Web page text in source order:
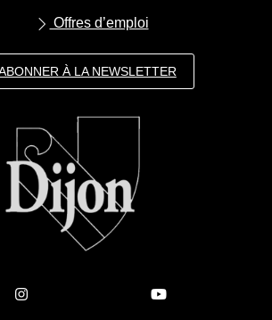
Offres d’emploi
À LA NEWSLETTER